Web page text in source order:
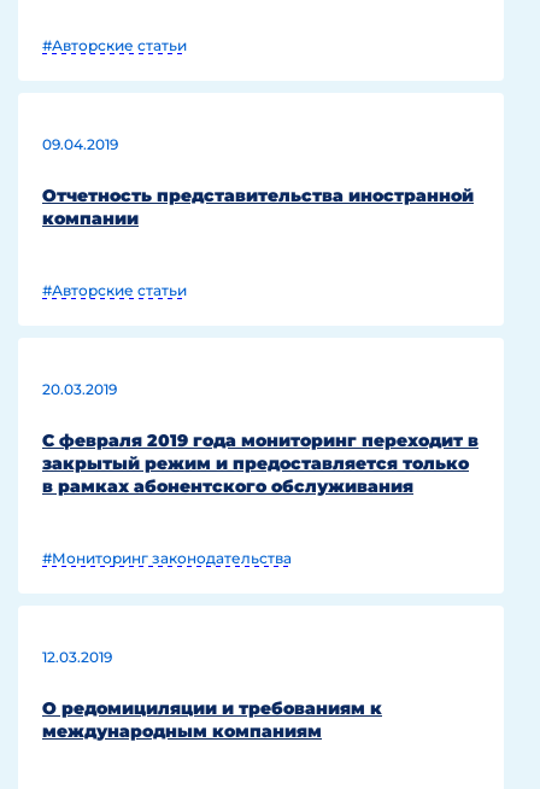
#Авторские статьи
09.04.2019
Отчетность представительства иностранной
компании
#Авторские статьи
20.03.2019
С февраля 2019 года мониторинг переходит в
закрытый режим и предоставляется только
в рамках абонентского обслуживания
#Мониторинг законодательства
12.03.2019
О редомициляции и требованиям к
международным компаниям